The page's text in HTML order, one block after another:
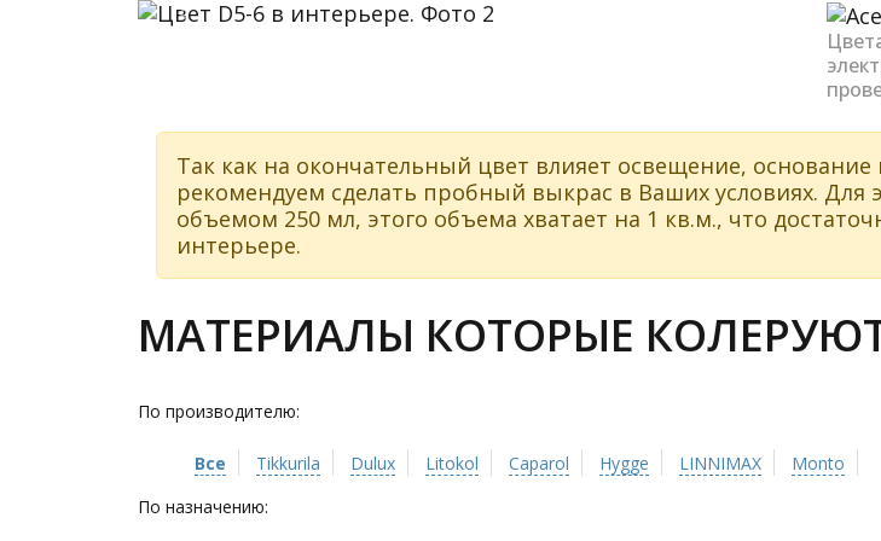
Previous
Так как на окончательный цвет влияет освещение, основание
рекомендуем сделать пробный выкрас в Ваших условиях.
объемом 250 мл, этого объема хватает на 1 кв.м., что
интерьере.
МАТЕРИАЛЫ КОТОРЫЕ
По производителю:
Все Tikkurila Dulux Litokol Caparol Hygge LINNIMAX
Monto
По назначению: